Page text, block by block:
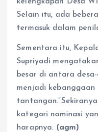
Selain itu, ada
termasuk dalam
Sementara itu,
Supriyadi
besar di antara
menjadi kebanggaan
kategori nominasi
harapnya. (agm)